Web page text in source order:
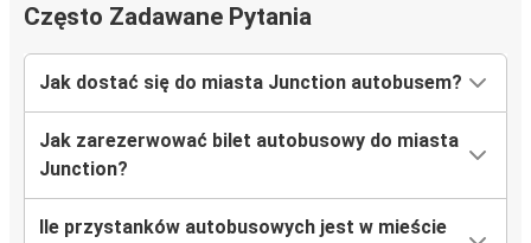
Często Zadawane Pytania
Jak dostać się do miasta Junction autobusem?
Jak zarezerwować bilet autobusowy do miasta
Junction?
Ile przystanków autobusowych jest w mieście